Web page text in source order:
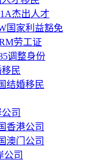
杰出人才
国家利益豁免
劳工证
调整身份
民
结婚移民
司
香港公司
澳门公司
公司